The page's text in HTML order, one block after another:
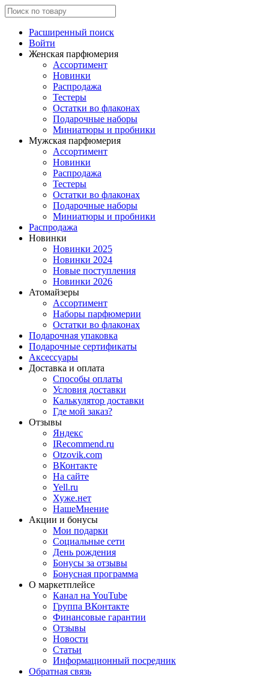
Расширенный поиск
Войти
Женская парфюмерия
Ассортимент
Новинки
Распродажа
Тестеры
Остатки во флаконах
Подарочные наборы
Миниатюры и пробники
Мужская парфюмерия
Ассортимент
Новинки
Распродажа
Тестеры
Остатки во флаконах
Подарочные наборы
Миниатюры и пробники
Распродажа
Новинки
Новинки 2025
Новинки 2024
Новые поступления
Новинки 2026
Атомайзеры
Ассортимент
Наборы парфюмерии
Остатки во флаконах
Подарочная упаковка
Подарочные сертификаты
Аксессуары
Доставка и оплата
Способы оплаты
Условия доставки
Калькулятор доставки
Где мой заказ?
Отзывы
Яндекс
IRecommend.ru
Otzovik.com
ВКонтакте
На сайте
Yell.ru
Хуже.нет
НашеМнение
Акции и бонусы
Мои подарки
Социальные сети
День рождения
Бонусы за отзывы
Бонусная программа
О маркетплейсе
Канал на YouTube
Группа ВКонтакте
Финансовые гарантии
Отзывы
Новости
Статьи
Информационный посредник
Обратная связь